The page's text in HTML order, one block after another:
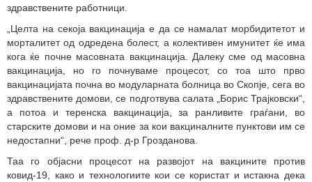
здравствените работници.
„Целта на секоја вакцинација е да се намалат морбидитетот и
морталитет од одредена болест, а колективен имунитет ќе има
кога ќе почне масовната вакцинација. Далеку сме од масовна
вакцинација, но го почнуваме процесот, со тоа што прво
вакцинацијата почна во модуларната болница во Скопје, сега во
здравствените домови, се подготвува салата „Борис Трајковски“,
а потоа и теренска вакцинација, за ранливите граѓани, во
старските домови и на оние за кои вакциналните пунктови им се
недостапни“, рече проф. д-р Грозданова.
Таа го објасни процесот на развојот на вакцините против
ковид-19, како и технологиите кои се користат и истакна дека